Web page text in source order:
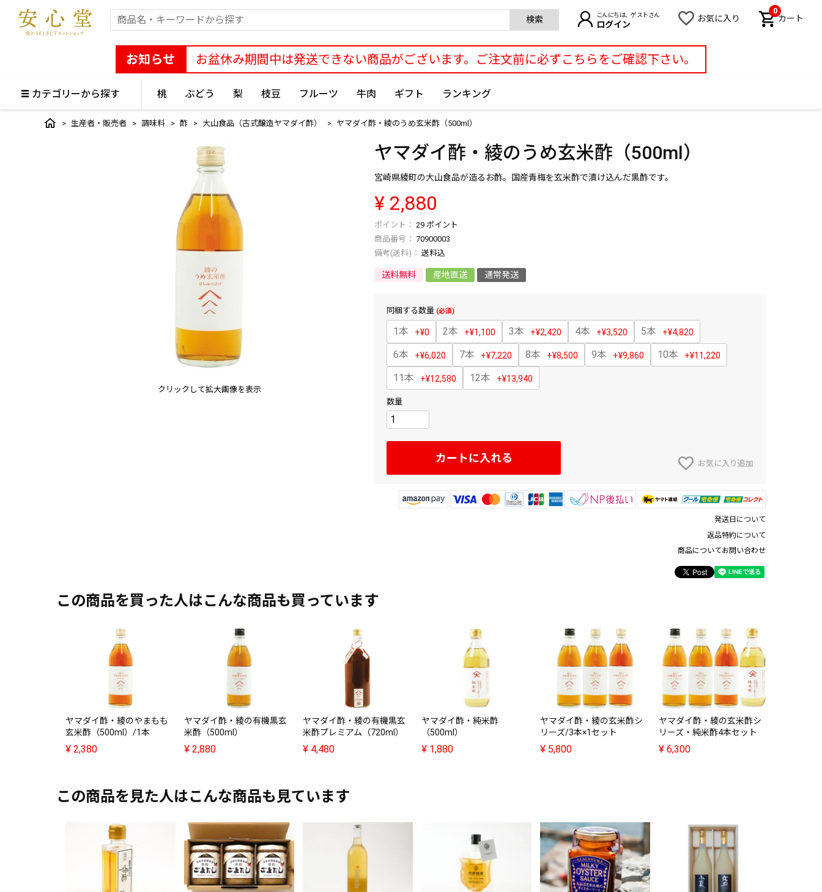
検索 こんにちは、ゲストさん
ログイン
お気に入り カート
0
お知らせ お盆休み期間中は発送できない商品がございます。ご注文前に必ずこちらをご確認下さい。
カテゴリーから探す 桃 ぶどう 梨 枝豆 フルーツ 牛肉 ギフト ランキング
生産者・販売者 調味料 酢 大山食品（古式醸造ヤマダイ酢） ヤマダイ酢・綾のうめ玄米酢（500ml）
クリックして拡大画像を表示
ヤマダイ酢・綾のうめ玄米酢（500ml）
宮崎県綾町の大山食品が造るお酢。国産青梅を玄米酢で漬け込んだ黒酢です。
¥ 2,880
29 ポイント
商品番号
70900003
送料込
送料無料 産地直送 通常発送
同梱する数量 (必須)
1本 +¥0 2本 +¥1,100 3本 +¥2,420 4本 +¥3,520 5本 +¥4,820
6本 +¥6,020 7本 +¥7,220 8本 +¥8,500 9本 +¥9,860 10本 +¥11,220
11本 +¥12,580 12本 +¥13,940
お気に入り追加
カートに入れる
発送日について
返品特約について
商品についてお問い合わせ
この商品を買った人はこんな商品も買っています
ヤマダイ酢・綾のやまもも
玄米酢（500ml）/1本
¥ 2,380
ヤマダイ酢・綾の有機黒玄
米酢（500ml）
¥ 2,880
ヤマダイ酢・綾の有機黒玄
米酢プレミアム（720ml）
¥ 4,480
ヤマダイ酢・純米酢
（500ml）
¥ 1,880
ヤマダイ酢・綾の玄米酢シ
リーズ/3本×1セット
¥ 5,800
ヤマダイ酢・綾の玄米酢シ
リーズ・純米酢4本セット
¥ 6,300
この商品を見た人はこんな商品も見ています